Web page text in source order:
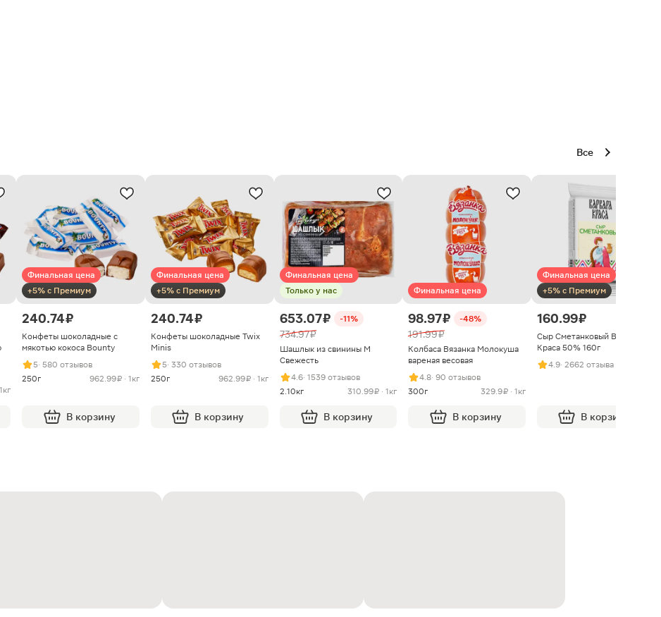
Все
Финальная цена
+5% с Премиум
240.74 ₽
Конфеты шоколадные с
мякотью кокоса Bounty
5· 580 отзывов
250г
962.99 ₽ · 1кг
В корзину
Финальная цена
+5% с Премиум
240.74 ₽
Конфеты шоколадные Twix
Minis
5· 330 отзывов
250г
962.99 ₽ · 1кг
В корзину
Финальная цена
Только у нас
653.07 ₽ -11%
734.97 ₽
Шашлык из свинины М
Свежесть
4.6· 1539 отзывов
2.10кг
310.99 ₽ · 1кг
В корзину
Финальная цена
98.97 ₽ -48%
191.99 ₽
Колбаса Вязанка Молокуша
вареная весовая
4.8· 90 отзывов
300г
329.9 ₽ · 1кг
В корзину
Финальная цена
+5% с Премиум
160.99 ₽
Сыр Сметанковый Варвара
Краса 50% 160г
4.9· 2662 отзыва
В корзину